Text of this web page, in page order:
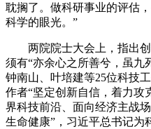
耽搁了。做科研事业的评估
科学的眼光。”
两院院士大会上，指出
须有“亦余心之所善兮，虽九
钟南山、叶培建等25位科技
作者“坚定创新自信，着力攻
界科技前沿、面向经济主战
生命健康”，习近平总书记为